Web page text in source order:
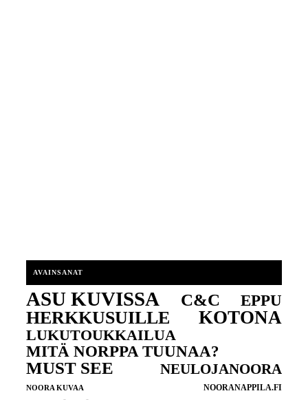
AVAINSANAT
ASU KUVISSA C&C EPPU
HERKKUSUILLE KOTONA
LUKUTOUKKAILUA
MITÄ NORPPA TUUNAA?
MUST SEE NEULOJANOORA
NOORA KUVAA NOORANAPPILA.FI